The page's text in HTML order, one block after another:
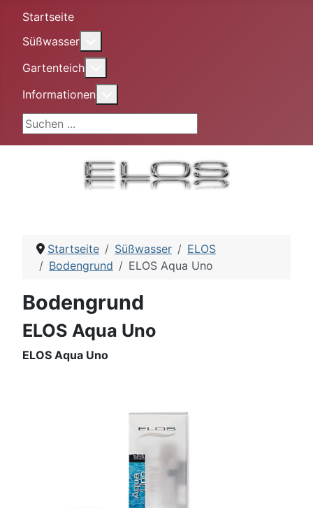
Startseite
Süßwasser
Gartenteich
Informationen
Suchen ...
Startseite Süßwasser
ELOS
Bodengrund
ELOS Aqua Uno
Bodengrund
ELOS Aqua Uno
ELOS Aqua Uno